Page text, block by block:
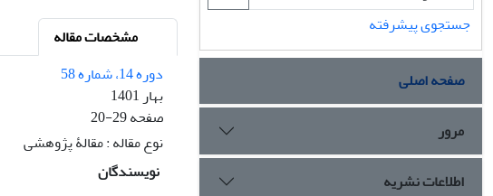
مشخصات مقاله
دوره 14، شماره 58
بهار 1401
صفحه20-29
نوع مقاله : مقالۀ پژوهشی
نویسندگان
جستجوی پیشرفته
صفحه اصلی
مرور
اطلاعات نشریه